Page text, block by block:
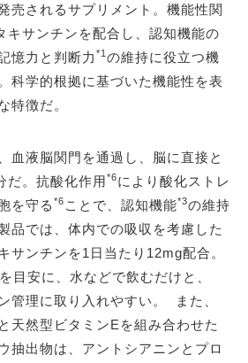
売されるサプリメント。機能性関
キサンチンを配合し、認知機能の
憶力と判断力 *1 の維持に役立つ機
科学的根拠に基づいた機能性を表
特徴だ。
血液脳関門を通過し、脳に直接と
だ。抗酸化作用*6により酸化ストレ
を守る *6 ことで、認知機能*3の維持
品では、体内での吸収を考慮した
サンチンを1日当たり12mg配合。
目安に、水などで飲むだけと、
管理に取り入れやすい。 また、
天然型ビタミンEを組み合わせた
抽出物は、アントシアニンとプロ